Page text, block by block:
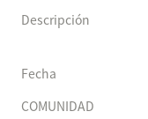
Descripción
Fecha
COMUNIDAD